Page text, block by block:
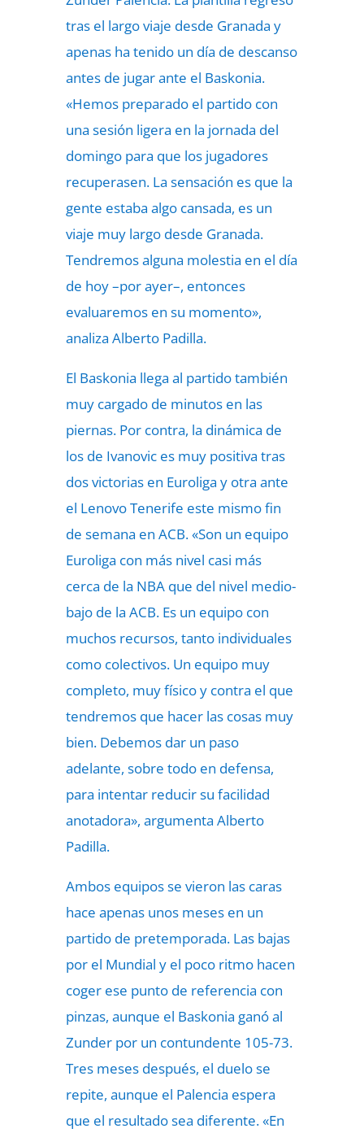
tras el largo viaje desde Granada y
apenas ha tenido un día de descanso
antes de jugar ante el Baskonia.
«Hemos preparado el partido con
una sesión ligera en la jornada del
domingo para que los jugadores
recuperasen. La sensación es que la
gente estaba algo cansada, es un
viaje muy largo desde Granada.
Tendremos alguna molestia en el día
de hoy –por ayer–, entonces
evaluaremos en su momento»,
analiza Alberto Padilla.
El Baskonia llega al partido también
muy cargado de minutos en las
piernas. Por contra, la dinámica de
los de Ivanovic es muy positiva tras
dos victorias en Euroliga y otra ante
el Lenovo Tenerife este mismo fin
de semana en ACB. «Son un equipo
Euroliga con más nivel casi más
cerca de la NBA que del nivel medio-
bajo de la ACB. Es un equipo con
muchos recursos, tanto individuales
como colectivos. Un equipo muy
completo, muy físico y contra el que
tendremos que hacer las cosas muy
bien. Debemos dar un paso
adelante, sobre todo en defensa,
para intentar reducir su facilidad
anotadora», argumenta Alberto
Padilla.
Ambos equipos se vieron las caras
hace apenas unos meses en un
partido de pretemporada. Las bajas
por el Mundial y el poco ritmo hacen
coger ese punto de referencia con
pinzas, aunque el Baskonia ganó al
Zunder por un contundente 105-73.
Tres meses después, el duelo se
repite, aunque el Palencia espera
que el resultado sea diferente. «En